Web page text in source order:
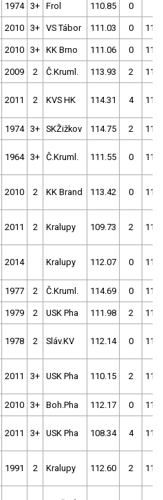
1974 3+ Frol 110.85 0
2010 3+ VS Tábor 111.03 0
2010 3+ KK Brno 111.06 0
2009 2 Č.Kruml. 113.93 2
2011 2 KVS HK 114.31 4
1974 3+ SKŽižkov 114.75 2
1964 3+ Č.Kruml. 111.55 0
2010 2 KK Brand 113.42 0
2011 2 Kralupy 109.73 2
2014 Kralupy 112.07 0
1977 2 Č.Kruml. 114.69 0
1979 2 USK Pha 111.98 2
1978 2 Sláv.KV 112.14 0
2011 3+ USK Pha 110.15 2
2010 3+ Boh.Pha 112.17 0
2011 3+ USK Pha 108.34 4
1991 2 Kralupy 112.60 2